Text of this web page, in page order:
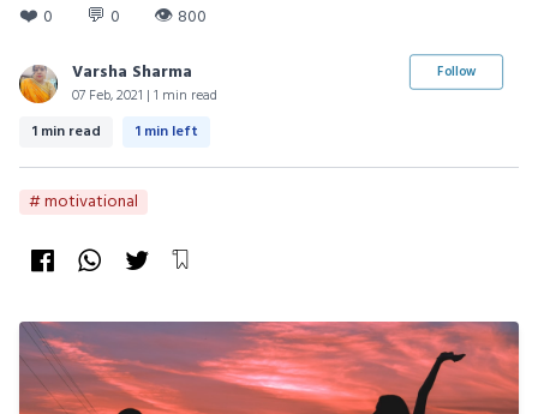
❤️ 0 💬 0 👁 800
Varsha Sharma
07 Feb, 2021 | 1 min read
Follow
1 min read 1 min left
# motivational